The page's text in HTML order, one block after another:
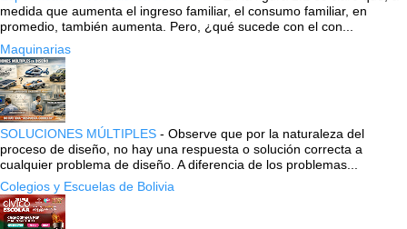
medida que aumenta el ingreso familiar, el consumo familiar, en
promedio, también aumenta. Pero, ¿qué sucede con el con...
Maquinarias
SOLUCIONES MÚLTIPLES - Observe que por la naturaleza del
proceso de diseño, no hay una respuesta o solución correcta a
cualquier problema de diseño. A diferencia de los problemas...
Colegios y Escuelas de Bolivia